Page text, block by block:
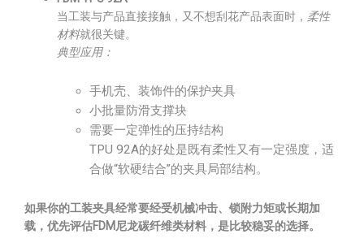
当工装与产品直接接触，又不想刮花产品表面时， 柔性
材料就很关键。
典型应用：
手机壳、装饰件的保护夹具
小批量防滑支撑块
需要一定弹性的压持结构
TPU 92A的好处是既有柔性又有一定强度，适
合做“软硬结合”的夹具局部结构。
如果你的工装夹具经常要经受机械冲击、锁附力矩或长期加
载，优先评估FDM尼龙碳纤维类材料，是比较稳妥的选择。